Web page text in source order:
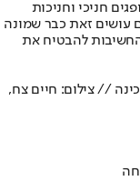
חניכי וחניכות
עושים זאת כבר שמונה
להבטיח את
// צילום: חיים צח,